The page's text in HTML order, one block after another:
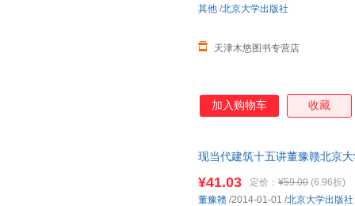
天津木悠图书专营店
其他 /北京大学出版社
加入购物车 收藏
现当代建筑十五讲董豫赣北京大
¥41.03 定价： ¥59.00 (6.96折)
董豫赣 /2014-01-01 /北京大学出版社